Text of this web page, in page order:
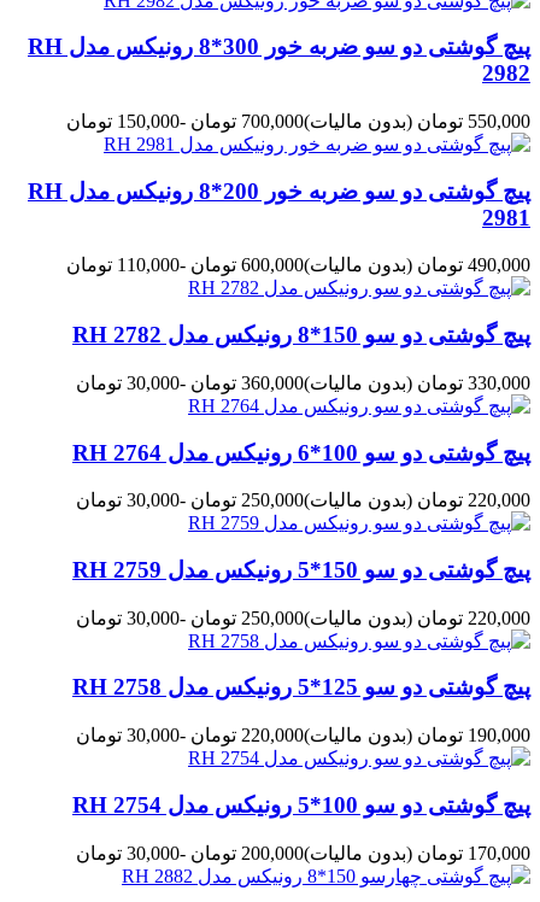
پیچ گوشتی دو سو ضربه خور 300*8 رونیکس مدل RH
2982
550,000 تومان (بدون مالیات)700,000 تومان -150,000 تومان
پیچ گوشتی دو سو ضربه خور 200*8 رونیکس مدل RH
2981
490,000 تومان (بدون مالیات)600,000 تومان -110,000 تومان
پیچ گوشتی دو سو 150*8 رونیکس مدل RH 2782
330,000 تومان (بدون مالیات)360,000 تومان -30,000 تومان
پیچ گوشتی دو سو 100*6 رونیکس مدل RH 2764
220,000 تومان (بدون مالیات)250,000 تومان -30,000 تومان
پیچ گوشتی دو سو 150*5 رونیکس مدل RH 2759
220,000 تومان (بدون مالیات)250,000 تومان -30,000 تومان
پیچ گوشتی دو سو 125*5 رونیکس مدل RH 2758
190,000 تومان (بدون مالیات)220,000 تومان -30,000 تومان
پیچ گوشتی دو سو 100*5 رونیکس مدل RH 2754
170,000 تومان (بدون مالیات)200,000 تومان -30,000 تومان